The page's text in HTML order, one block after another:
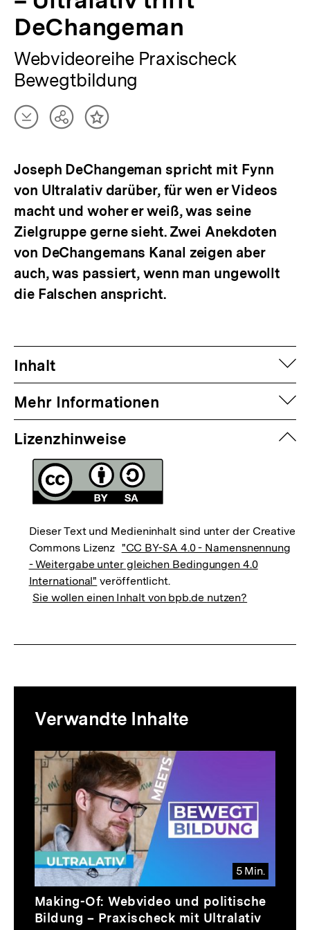
DeChangeman
Webvideoreihe Praxischeck
Bewegtbildung
Artikel
herunterladen
TeilenInhalt
Joseph DeChangeman spricht mit Fynn
von Ultralativ darüber, für wen er Videos
macht und woher er weiß, was seine
Zielgruppe gerne sieht. Zwei Anekdoten
von DeChangemans Kanal zeigen aber
auch, was passiert, wenn man ungewollt
die Falschen anspricht.
Inhalt
Mehr Informationen
Lizenzhinweise
Dieser Text und Medieninhalt sind unter der Creative
Commons Lizenz "CC BY-SA 4.0 - Namensnennung
- Weitergabe unter gleichen Bedingungen 4.0
International" veröffentlicht.
Sie wollen einen Inhalt von bpb.de nutzen?
zur
Thematik
Verwandte Inhalte
Inhaltskarussell
überspringen
5 Min.
Video
Dauer
5
Making-Of: Webvideo und politische
Bildung – Praxischeck mit Ultralativ